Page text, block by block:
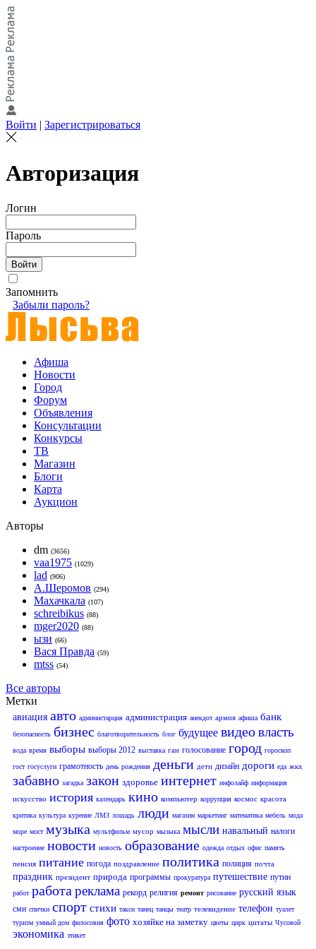
Войти | Зарегистрироваться
Авторизация
Логин
Пароль
Запомнить
Забыли пароль?
Афиша
Новости
Город
Форум
Объявления
Консультации
Конкурсы
ТВ
Магазин
Блоги
Карта
Аукцион
Авторы
dm (3656)
vaa1975 (1029)
lad (906)
А.Шеромов (294)
Махачкала (107)
schreibikus (88)
mger2020 (88)
ызи (66)
Вася Правда (59)
mtss (54)
Все авторы
Метки
авиация авто администарция администрация анекдот армия афиша банк
безопасность бизнес благотворительность блог будущее видеовласть
вода время выборы выборы 2012 выставка гаи голосование город гороскоп
гост госуслуги грамотность день рождения деньги дети дизайн дороги еда жкх
забавно загадка закон здоровье интернет инфолайф информация
искусство история календарь кино компьютер коррупция космос красота
критика культура курение ЛМЗ лошадь люди магазин маркетинг математика мебель мода
море мост музыка мультфильм мусор мызыка мысли навальный налоги
настроение новости новость образование одежда отдых офис память
пенсия питание погода поздравление политика полиция почта
праздник президент природа программы прокуратура путешествие путин
работ работа реклама рекорд религия ремонт рисование русский язык
сми спички спорт стихи такси танец танцы театр телевидение телефон туалет
туризм умный дом филосовия фото хозяйке на заметку цветы цирк цитаты Чусовой
экономика этикет